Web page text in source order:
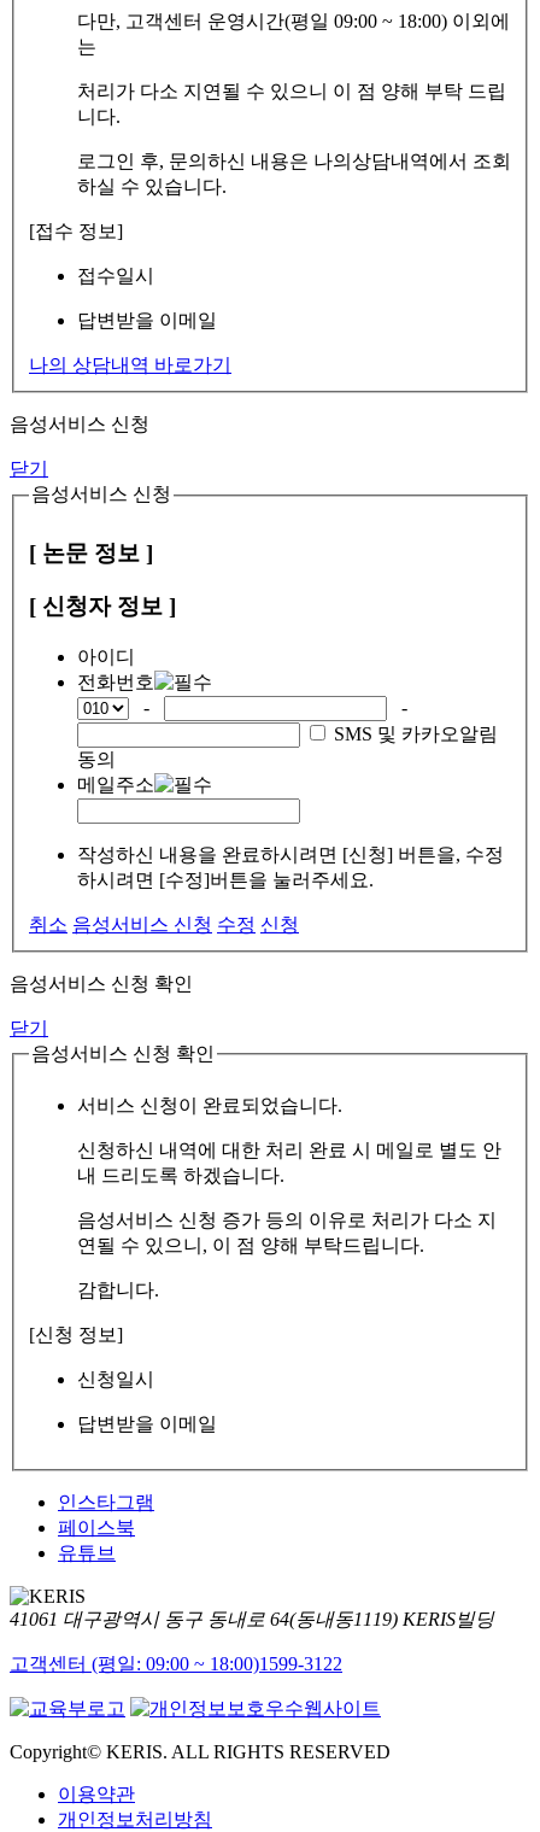
다만, 고객센터 운영시간(평일 09:00 ~ 18:00) 이외에
는
처리가 다소 지연될 수 있으니 이 점 양해 부탁 드립
니다.
로그인 후, 문의하신 내용은 나의상담내역에서 조회
하실 수 있습니다.
[접수 정보]
접수일시
답변받을 이메일
나의 상담내역 바로가기
음성서비스 신청
닫기
음성서비스 신청
[ 논문 정보 ]
[ 신청자 정보 ]
아이디
전화번호
-
-
SMS 및 카카오알림
동의
메일주소
작성하신 내용을 완료하시려면 [신청] 버튼을, 수정
하시려면 [수정]버튼을 눌러주세요.
취소 음성서비스 신청 수정 신청
음성서비스 신청 확인
닫기
음성서비스 신청 확인
서비스 신청이 완료되었습니다.
신청하신 내역에 대한 처리 완료 시 메일로 별도 안
내 드리도록 하겠습니다.
음성서비스 신청 증가 등의 이유로 처리가 다소 지
연될 수 있으니, 이 점 양해 부탁드립니다.
감합니다.
[신청 정보]
신청일시
답변받을 이메일
인스타그램
페이스북
유튜브
41061 대구광역시 동구 동내로 64(동내동1119) KERIS빌딩
고객센터 (평일: 09:00 ~ 18:00)1599-3122
Copyright© KERIS. ALL RIGHTS RESERVED
이용약관
개인정보처리방침